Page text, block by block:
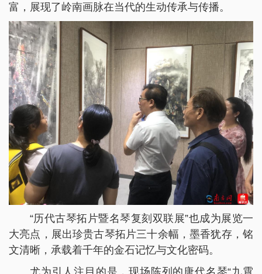
富，展现了岭南画脉在当代的生动传承与传播。
“历代古琴拓片暨名琴复刻双联展”也成为展览一
大亮点，展出珍贵古琴拓片三十余幅，墨香犹存，铭
文清晰，承载着千年的金石记忆与文化密码。
尤为引人注目的是，现场陈列的唐代名琴“九霄